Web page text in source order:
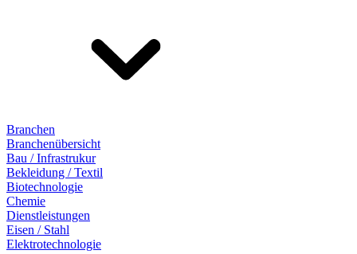
Branchen
Branchenübersicht
Bau / Infrastrukur
Bekleidung / Textil
Biotechnologie
Chemie
Dienstleistungen
Eisen / Stahl
Elektrotechnologie